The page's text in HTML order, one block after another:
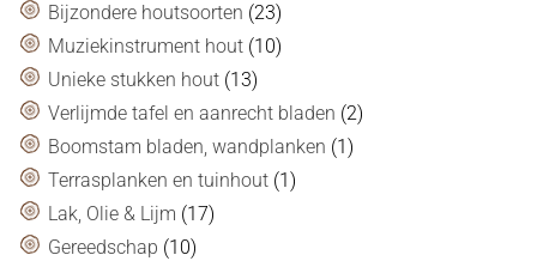
Bijzondere houtsoorten (23)
Muziekinstrument hout (10)
Unieke stukken hout (13)
Verlijmde tafel en aanrecht bladen (2)
Boomstam bladen, wandplanken (1)
Terrasplanken en tuinhout (1)
Lak, Olie & Lijm (17)
Gereedschap (10)